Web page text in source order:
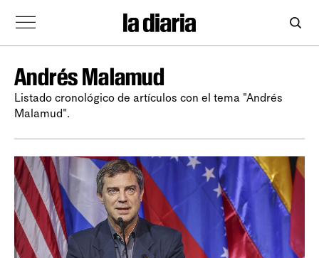
Andrés Malamud
Listado cronológico de artículos con el tema "Andrés
Malamud".